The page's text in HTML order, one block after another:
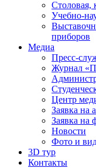
Столовая,
Учебно-
приборов
Медиа
Пресс-
Журнал
Центр
Заявка на
Заявка на
Новости
Фото и
3D тур
Контакты